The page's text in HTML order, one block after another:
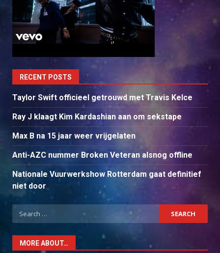
RECENT POSTS
Taylor Swift officieel getrouwd met Travis Kelce
Ray J klaagt Kim Kardashian aan om sekstape
Max B na 15 jaar weer vrijgelaten
Anti-AZC nummer Broken Veteran alsnog offline
Nationale Vuurwerkshow Rotterdam gaat definitief
niet door
Search
for:
MORE ABOUT…